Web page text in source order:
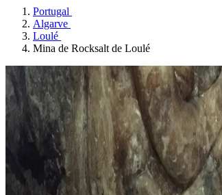
Portugal
Algarve
Loulé
Mina de Rocksalt de Loulé